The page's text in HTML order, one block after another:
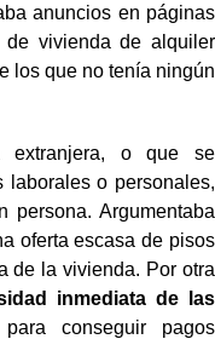
anuncios en páginas
vivienda de alquiler
los que no tenía ningún
extranjera, o que se
laborales o personales,
Argumentaba
oferta escasa de pisos
de la vivienda. Por otra
inmediata de las
para conseguir pagos